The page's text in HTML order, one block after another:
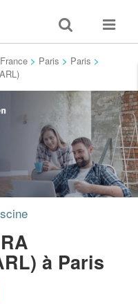
Toggle
search
Toggle
> Paris > Paris >
à Paris